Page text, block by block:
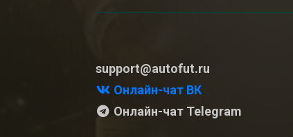
support@autofut.ru
Онлайн-чат ВК
Онлайн-чат Telegram